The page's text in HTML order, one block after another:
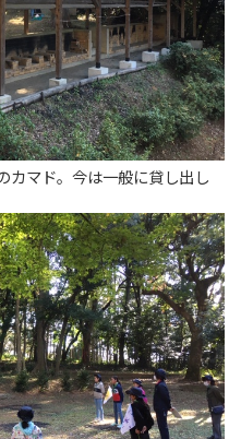
カマド。今は一般に貸し出し